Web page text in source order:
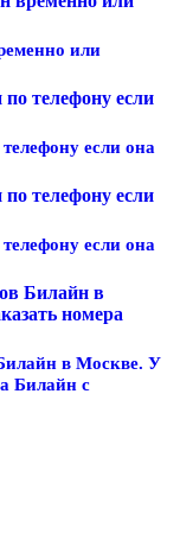
или
если она
если она
в Москве. У
Билайн с